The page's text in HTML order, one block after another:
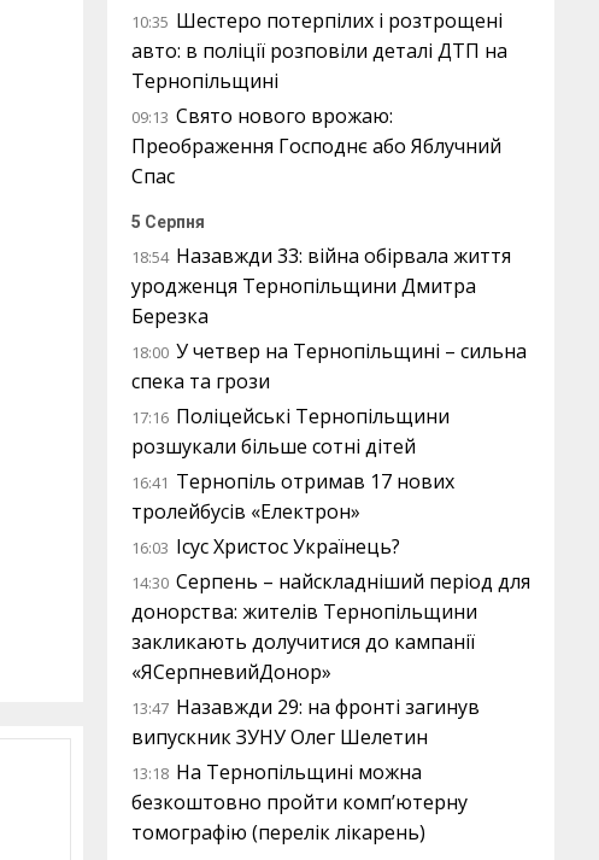
10:35 Шестеро потерпілих і розтрощені
авто: в поліції розповіли деталі ДТП на
Тернопільщині
09:13 Свято нового врожаю:
Преображення Господнє або Яблучний
Спас
5 Серпня
18:54 Назавжди 33: війна обірвала життя
уродженця Тернопільщини Дмитра
Березка
18:00 У четвер на Тернопільщині – сильна
спека та грози
17:16 Поліцейські Тернопільщини
розшукали більше сотні дітей
16:41 Тернопіль отримав 17 нових
тролейбусів «Електрон»
16:03 Ісус Христос Українець?
14:30 Серпень – найскладніший період для
донорства: жителів Тернопільщини
закликають долучитися до кампанії
«ЯСерпневийДонор»
13:47 Назавжди 29: на фронті загинув
випускник ЗУНУ Олег Шелетин
13:18 На Тернопільщині можна
безкоштовно пройти комп’ютерну
томографію (перелік лікарень)